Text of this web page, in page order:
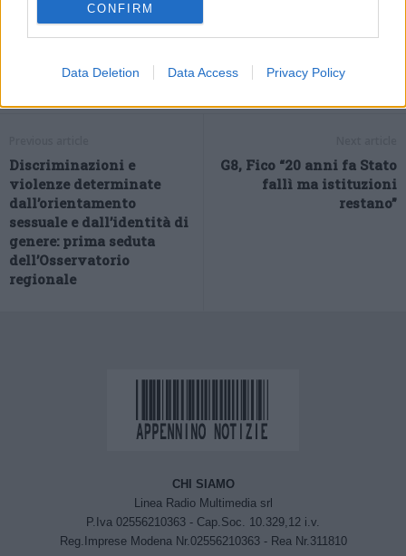
CONFIRM
Data Deletion Data Access Privacy Policy
Discriminazioni e
violenze determinate
dall’orientamento
sessuale e dall’identità di
genere: prima seduta
dell’Osservatorio
regionale
G8, Fico “20 anni fa Stato
fallì ma istituzioni
restano”
CHI SIAMO
Linea Radio Multimedia srl
P.Iva 02556210363 - Cap.Soc. 10.329,12 i.v.
Reg.Imprese Modena Nr.02556210363 - Rea Nr.311810